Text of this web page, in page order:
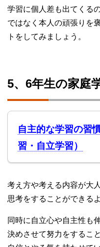
学習に個人差も出てくる
ではなく本人の頑張りを
トをしてみましょう。
5、6年生の家庭
自主的な学習の習
習・自立学習）
考え方や考える内容が大
思考をすることができる
同時に自立心や自主性も
決めさせて努力をするこ